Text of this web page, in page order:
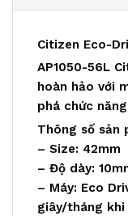
Citizen Eco-
AP1050-56L
hoàn hảo với
phá chức
Thông số sản
– Size: 42mm
– Độ dày:
– Máy: Eco
giây/tháng